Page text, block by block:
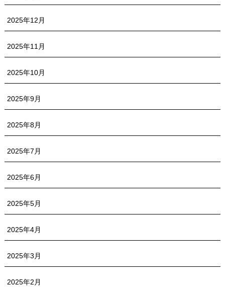
2025年12月
2025年11月
2025年10月
2025年9月
2025年8月
2025年7月
2025年6月
2025年5月
2025年4月
2025年3月
2025年2月